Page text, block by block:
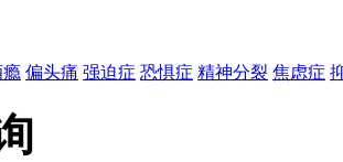
瘾 偏头痛 强迫症 恐惧症 精神分裂 焦虑症